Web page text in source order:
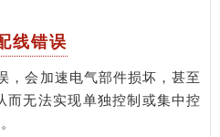
线错误
会加速电气部件损坏，甚至
而无法实现单独控制或集中控